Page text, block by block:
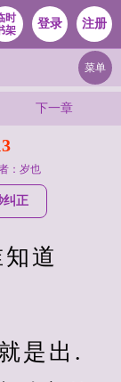
时
架
登录 注册
菜单
下一章
：岁也
纠正
是出.